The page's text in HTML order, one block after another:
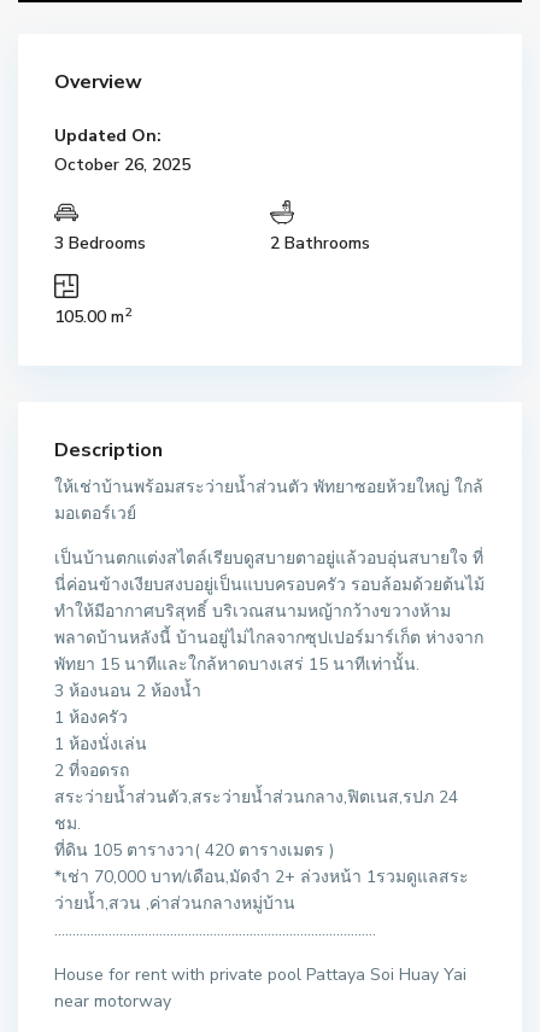
Overview
Updated On:
October 26, 2025
3 Bedrooms 2 Bathrooms
105.00 m2
Description
ให้เช่าบ้านพร้อมสระว่ายน้ำส่วนตัว พัทยาซอยห้วยใหญ่ ใกล้
มอเตอร์เวย์
เป็นบ้านตกแต่งสไตล์เรียบดูสบายตาอยู่แล้วอบอุ่นสบายใจ ที่
นี่ค่อนข้างเงียบสงบอยู่เป็นแบบครอบครัว รอบล้อมด้วยต้นไม้
ทำให้มีอากาศบริสุทธิ์ บริเวณสนามหญ้ากว้างขวางห้าม
พลาดบ้านหลังนี้ บ้านอยู่ไม่ไกลจากซุปเปอร์มาร์เก็ต ห่างจาก
พัทยา 15 นาทีและใกล้หาดบางเสร่ 15 นาทีเท่านั้น.
3 ห้องนอน 2 ห้องน้ำ
1 ห้องครัว
1 ห้องนั่งเล่น
2 ที่จอดรถ
สระว่ายน้ำส่วนตัว,สระว่ายน้ำส่วนกลาง,ฟิตเนส,รปภ 24
ชม.
ที่ดิน 105 ตารางวา( 420 ตารางเมตร )
*เช่า 70,000 บาท/เดือน,มัดจำ 2+ ล่วงหน้า 1รวมดูแลสระ
ว่ายน้ำ,สวน ,ค่าส่วนกลางหมู่บ้าน
……………………………………………………………………………..
House for rent with private pool Pattaya Soi Huay Yai
near motorway